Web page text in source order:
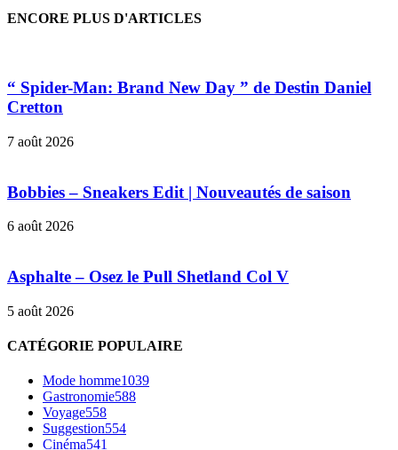
ENCORE PLUS D'ARTICLES
“ Spider-Man: Brand New Day ” de Destin Daniel
Cretton
7 août 2026
Bobbies – Sneakers Edit | Nouveautés de saison
6 août 2026
Asphalte – Osez le Pull Shetland Col V
5 août 2026
CATÉGORIE POPULAIRE
Mode homme1039
Gastronomie588
Voyage558
Suggestion554
Cinéma541